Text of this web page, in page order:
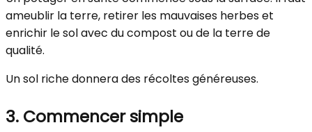
ameublir la terre, retirer les mauvaises herbes et
enrichir le sol avec du compost ou de la terre de
qualité.
Un sol riche donnera des récoltes généreuses.
3. Commencer simple